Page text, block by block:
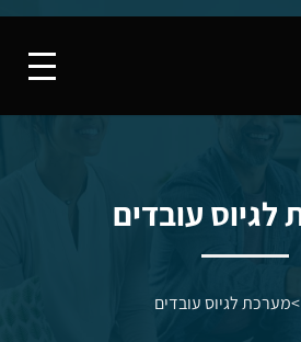
עובדים
>מערכת לגיוס עובדים